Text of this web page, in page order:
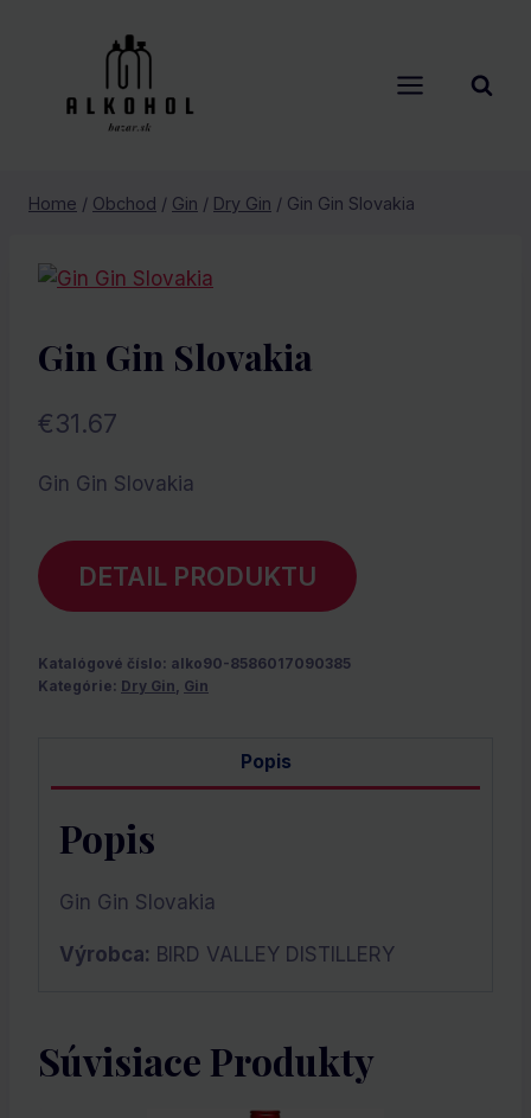
Home / Obchod / Gin / Dry Gin / Gin Gin Slovakia
Gin Gin Slovakia
€31.67
Gin Gin Slovakia
DETAIL PRODUKTU
Katalógové číslo: alko90-8586017090385
Kategórie: Dry Gin, Gin
Popis
Popis
Gin Gin Slovakia
Výrobca: BIRD VALLEY DISTILLERY
Súvisiace Produkty